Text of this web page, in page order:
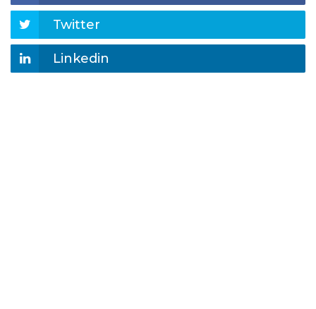
Twitter
Linkedin